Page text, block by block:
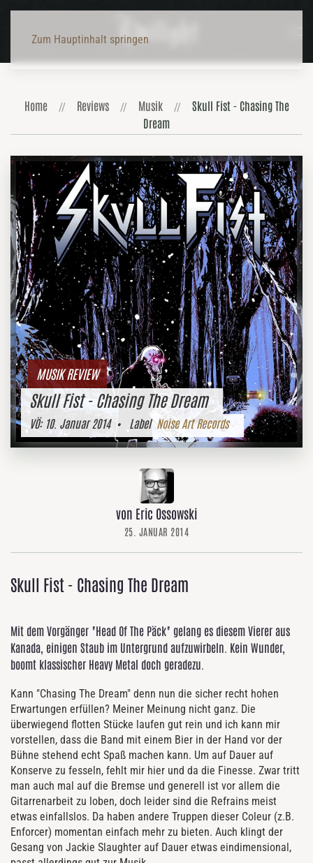
Zum Hauptinhalt springen
Home Reviews Musik
Skull Fist - Chasing The
Dream
MUSIK REVIEW
Skull Fist - Chasing The Dream
VÖ:10. Januar 2014• LabelNoise Art Records
von Eric Ossowski
25. JANUAR 2014
Skull Fist - Chasing The Dream
Mit dem Vorgänger "Head Of The Päck" gelang es diesem Vierer aus
Kanada, einigen Staub im Untergrund aufzuwirbeln. Kein Wunder,
boomt klassischer Heavy Metal doch geradezu.
Kann "Chasing The Dream" denn nun die sicher recht hohen
Erwartungen erfüllen? Meiner Meinung nicht ganz. Die
überwiegend flotten Stücke laufen gut rein und ich kann mir
vorstellen, dass die Band mit einem Bier in der Hand vor der
Bühne stehend echt Spaß machen kann. Um auf Dauer auf
Konserve zu fesseln, fehlt mir hier und da die Finesse. Zwar tritt
man auch mal auf die Bremse und generell ist vor allem die
Gitarrenarbeit zu loben, doch leider sind die Refrains meist
etwas einfallslos. Da haben andere Truppen dieser Coleur (z.B.
Enforcer) momentan einfach mehr zu bieten. Auch klingt der
Gesang von Jackie Slaughter auf Dauer etwas eindimensional,